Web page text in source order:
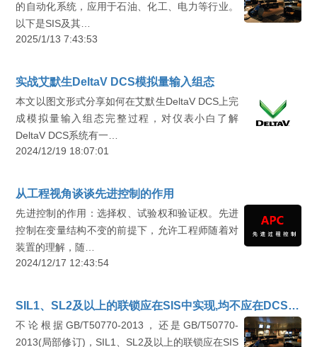
的自动化系统，应用于石油、化工、电力等行业。
以下是SIS及其…
2025/1/13 7:43:53
实战艾默生DeltaV DCS模拟量输入组态
本文以图文形式分享如何在艾默生DeltaV DCS上完
成模拟量输入组态完整过程，对仪表小白了解
DeltaV DCS系统有一…
2024/12/19 18:07:01
从工程视角谈谈先进控制的作用
先进控制的作用：选择权、试验权和验证权。先进
控制在变量结构不变的前提下，允许工程师随着对
装置的理解，随…
2024/12/17 12:43:54
SIL1、SL2及以上的联锁应在SIS中实现,均不应在DCS中实现
不论根据GB/T50770-2013，还是GB/T50770-
2013(局部修订)，SIL1、SL2及以上的联锁应在SIS